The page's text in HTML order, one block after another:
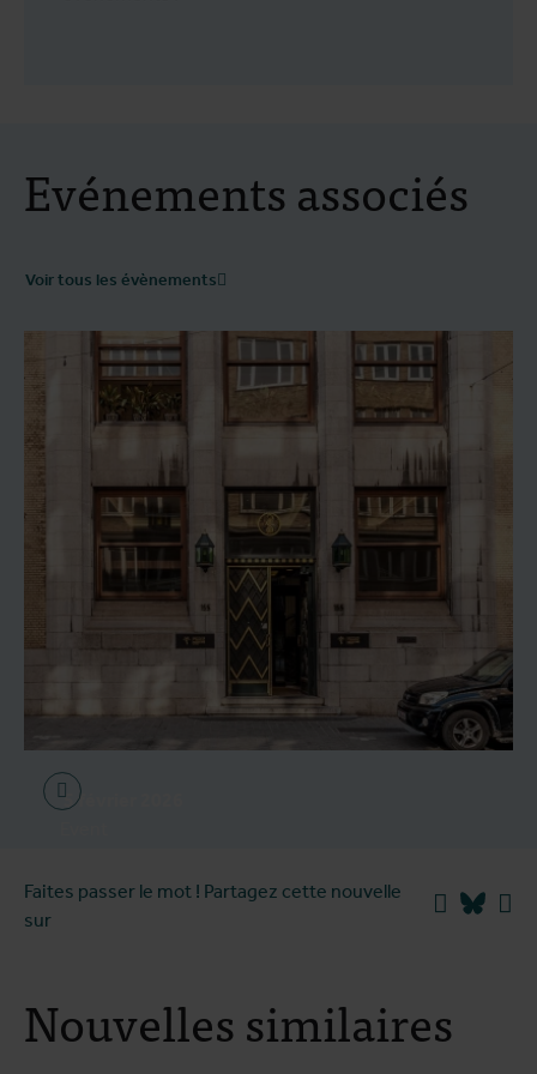
Evénements associés
Voir tous les évènements
5 février 2026
et l'education
Faites passer le mot ! Partagez cette nouvelle
sur
Facebook
Nouvelles similaires